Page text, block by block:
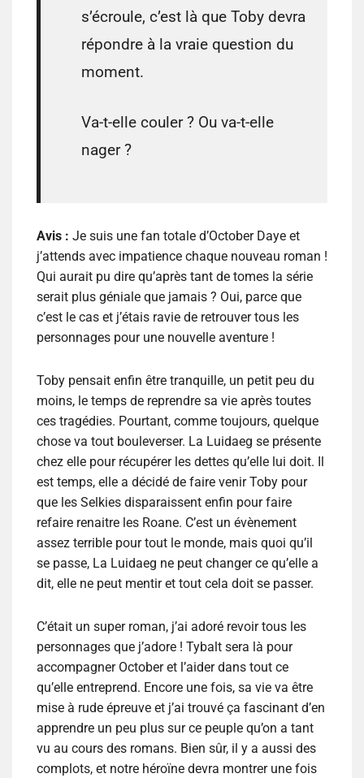
s’écroule, c’est là que Toby devra
répondre à la vraie question du
moment.
Va-t-elle couler ? Ou va-t-elle
nager ?
Avis : Je suis une fan totale d’October Daye et
j’attends avec impatience chaque nouveau roman !
Qui aurait pu dire qu’après tant de tomes la série
serait plus géniale que jamais ? Oui, parce que
c’est le cas et j’étais ravie de retrouver tous les
personnages pour une nouvelle aventure !
Toby pensait enfin être tranquille, un petit peu du
moins, le temps de reprendre sa vie après toutes
ces tragédies. Pourtant, comme toujours, quelque
chose va tout bouleverser. La Luidaeg se présente
chez elle pour récupérer les dettes qu’elle lui doit. Il
est temps, elle a décidé de faire venir Toby pour
que les Selkies disparaissent enfin pour faire
refaire renaitre les Roane. C’est un évènement
assez terrible pour tout le monde, mais quoi qu’il
se passe, La Luidaeg ne peut changer ce qu’elle a
dit, elle ne peut mentir et tout cela doit se passer.
C’était un super roman, j’ai adoré revoir tous les
personnages que j’adore ! Tybalt sera là pour
accompagner October et l’aider dans tout ce
qu’elle entreprend. Encore une fois, sa vie va être
mise à rude épreuve et j’ai trouvé ça fascinant d’en
apprendre un peu plus sur ce peuple qu’on a tant
vu au cours des romans. Bien sûr, il y a aussi des
complots, et notre héroïne devra montrer une fois